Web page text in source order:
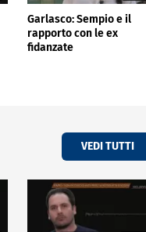
Garlasco: Sempio e il
rapporto con le ex
fidanzate
VEDI TUTTI